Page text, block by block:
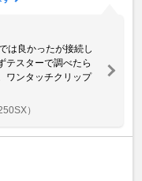
は良かったが接続し
テスターで調べたら
ワンタッチクリップ
）